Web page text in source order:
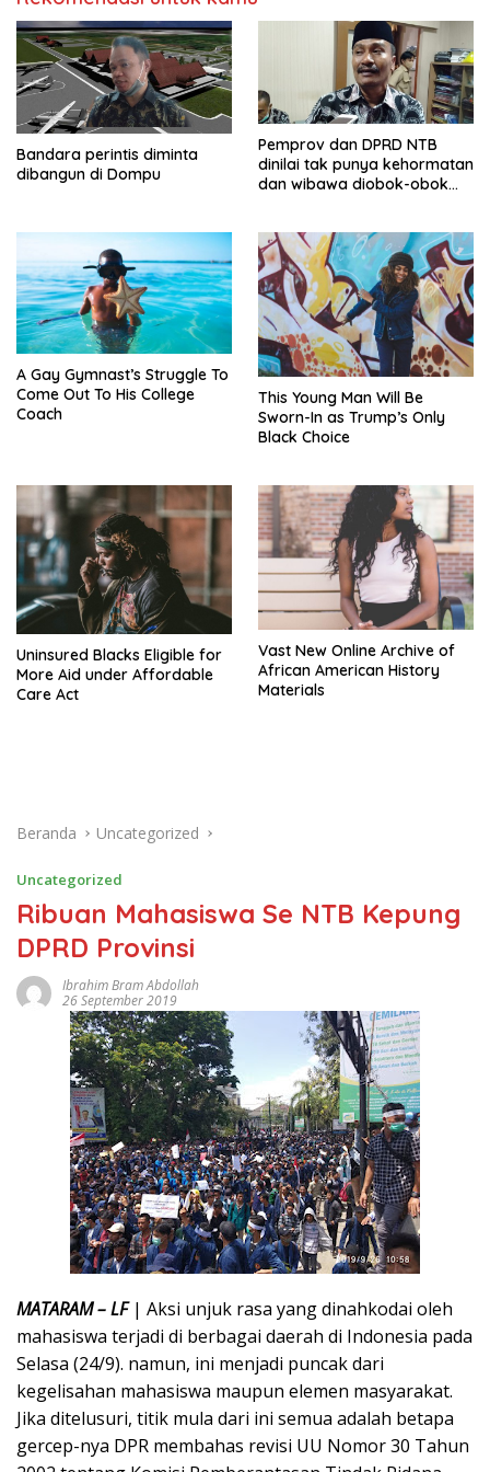
Bandara perintis diminta
dibangun di Dompu
Pemprov dan DPRD NTB
dinilai tak punya kehormatan
dan wibawa diobok-obok
A Gay Gymnast’s Struggle To
Come Out To His College
Coach
This Young Man Will Be
Sworn-In as Trump’s Only
Black Choice
Uninsured Blacks Eligible for
More Aid under Affordable
Care Act
Vast New Online Archive of
African American History
Materials
Beranda Uncategorized
Uncategorized
Ribuan Mahasiswa Se NTB Kepung
DPRD Provinsi
Ibrahim Bram Abdollah
26 September 2019
MATARAM – LF| Aksi unjuk rasa yang dinahkodai oleh
mahasiswa terjadi di berbagai daerah di Indonesia pada
Selasa (24/9). namun, ini menjadi puncak dari
kegelisahan mahasiswa maupun elemen masyarakat.
Jika ditelusuri, titik mula dari ini semua adalah betapa
gercep-nya DPR membahas revisi UU Nomor 30 Tahun